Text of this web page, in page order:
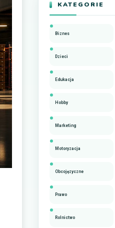
KATEGORIE
Biznes
Dzieci
Edukacja
Hobby
Marketing
Motoryzacja
Obcojęzyczne
Prawo
Rolnictwo